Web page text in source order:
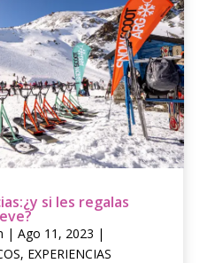
si les regalas
| Ago 11, 2023 |
, EXPERIENCIAS